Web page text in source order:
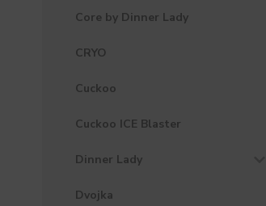
Core by Dinner Lady
CRYO
Cuckoo
Cuckoo ICE Blaster
Dinner Lady
Dvojka